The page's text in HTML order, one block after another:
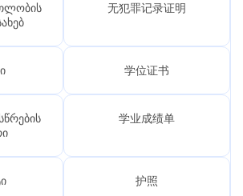
无犯罪记录证明
学位证书
学业成绩单
护照